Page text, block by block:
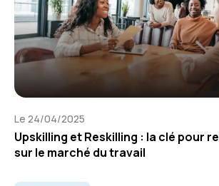
Le 24/04/2025
Upskilling et Reskilling : la clé pour
sur le marché du travail